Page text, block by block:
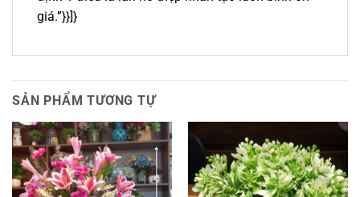
giá.”}}]}
SẢN PHẨM TƯƠNG TỰ